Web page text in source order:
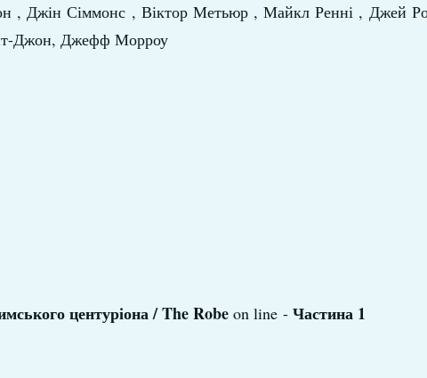
, Джін Сіммонс , Віктор Метьюр , Майкл Ренні , Джей
Джон, Джефф Морроу
центуріона / The Robe on line - Частина 1